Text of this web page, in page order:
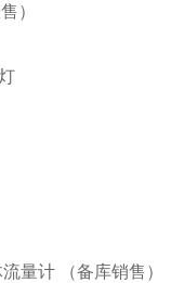
）
量计 （备库销售）